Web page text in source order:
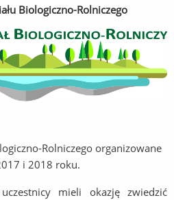
Biologiczno-Rolniczego
Rolniczego organizowane
i 2018 roku.
mieli okazję zwiedzić